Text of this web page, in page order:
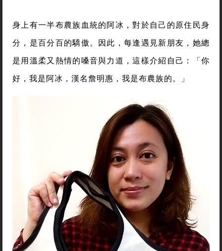
身上有一半布農族血統的阿冰，對於自己的原住民身
分，是百分百的驕傲。因此，每逢遇見新朋友，她總
是用溫柔又熱情的嗓音與力道，這樣介紹自己：「你
好，我是阿冰，漢名詹明惠，我是布農族的。」